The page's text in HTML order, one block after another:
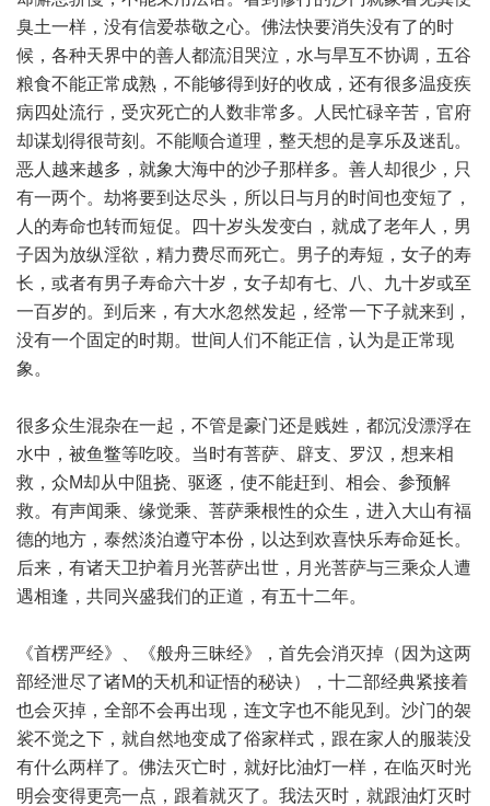
臭土一样，没有信爱恭敬之心。佛法快要消失没有了的时
候，各种天界中的善人都流泪哭泣，水与旱互不协调，五谷
粮食不能正常成熟，不能够得到好的收成，还有很多温疫疾
病四处流行，受灾死亡的人数非常多。人民忙碌辛苦，官府
却谋划得很苛刻。不能顺合道理，整天想的是享乐及迷乱。
恶人越来越多，就象大海中的沙子那样多。善人却很少，只
有一两个。劫将要到达尽头，所以日与月的时间也变短了，
人的寿命也转而短促。四十岁头发变白，就成了老年人，男
子因为放纵淫欲，精力费尽而死亡。男子的寿短，女子的寿
长，或者有男子寿命六十岁，女子却有七、八、九十岁或至
一百岁的。到后来，有大水忽然发起，经常一下子就来到，
没有一个固定的时期。世间人们不能正信，认为是正常现
象。
很多众生混杂在一起，不管是豪门还是贱姓，都沉没漂浮在
水中，被鱼鳖等吃咬。当时有菩萨、辟支、罗汉，想来相
救，众M却从中阻挠、驱逐，使不能赶到、相会、参预解
救。有声闻乘、缘觉乘、菩萨乘根性的众生，进入大山有福
德的地方，泰然淡泊遵守本份，以达到欢喜快乐寿命延长。
后来，有诸天卫护着月光菩萨出世，月光菩萨与三乘众人遭
遇相逢，共同兴盛我们的正道，有五十二年。
《首楞严经》、《般舟三昧经》，首先会消灭掉（因为这两
部经泄尽了诸M的天机和证悟的秘诀），十二部经典紧接着
也会灭掉，全部不会再出现，连文字也不能见到。沙门的袈
裟不觉之下，就自然地变成了俗家样式，跟在家人的服装没
有什么两样了。佛法灭亡时，就好比油灯一样，在临灭时光
明会变得更亮一点，跟着就灭了。我法灭时，就跟油灯灭时